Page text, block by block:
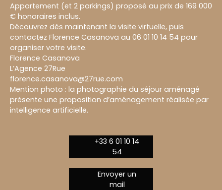
Appartement (et 2 parkings) proposé au prix de 169 000
€ honoraires inclus.
Découvrez dès maintenant la visite virtuelle, puis
contactez Florence Casanova au 06 01 10 14 54 pour
organiser votre visite.
Florence Casanova
L’Agence 27Rue
florence.casanova@27rue.com
Mention photo : la photographie du séjour aménagé
présente une proposition d’aménagement réalisée par
intelligence artificielle.
+33 6 01 10 14
54
Envoyer un
mail